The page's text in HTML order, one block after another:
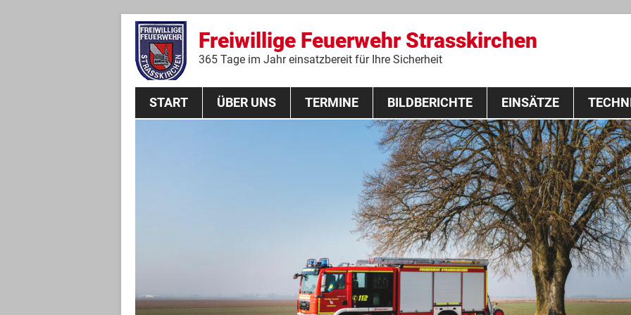
Freiwillige Feuerwehr Strasskirchen
365 Tage im Jahr einsatzbereit für Ihre Sicherheit
Zum
springen
START ÜBER UNS TERMINE
THL Lehrgang 2020
BILDBERICHTE EINSÄTZE
Fahrzeuge
Ausrüstung